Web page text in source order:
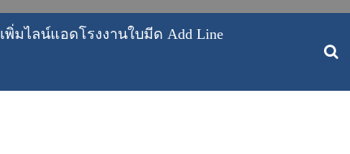
เพิ่มไลน์แอดโรงงานใบมีด Add Line